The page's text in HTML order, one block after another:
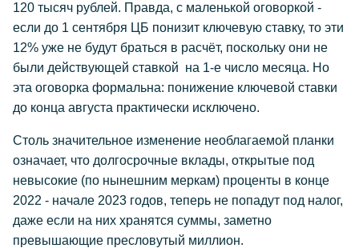
120 тысяч рублей. Правда, с маленькой оговоркой -
если до 1 сентября ЦБ понизит ключевую ставку, то эти
12% уже не будут браться в расчёт, поскольку они не
были действующей ставкой на 1-е число месяца. Но
эта оговорка формальна: понижение ключевой ставки
до конца августа практически исключено.
Столь значительное изменение необлагаемой планки
означает, что долгосрочные вклады, открытые под
невысокие (по нынешним меркам) проценты в конце
2022 - начале 2023 годов, теперь не попадут под налог,
даже если на них хранятся суммы, заметно
превышающие пресловутый миллион.